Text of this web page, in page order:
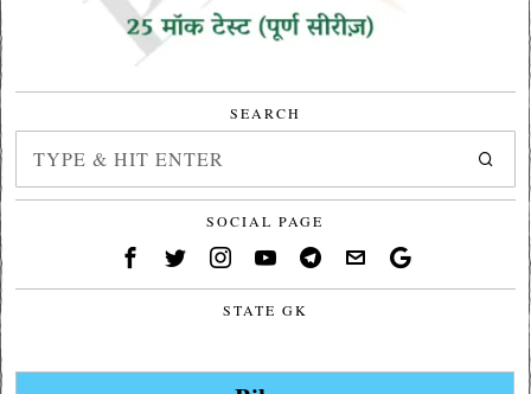
SEARCH
SOCIAL PAGE
STATE GK